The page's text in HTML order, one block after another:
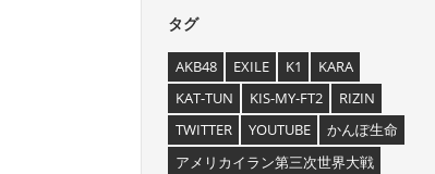
タグ
AKB48 EXILE K1
KARA
KAT-TUN
KIS-MY-FT2
RIZIN
TWITTER
YOUTUBE
かんぽ生命
アメリカイラン第三次世界大戦